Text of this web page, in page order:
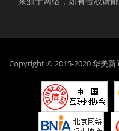
Copyright © 2015-2020 华美新